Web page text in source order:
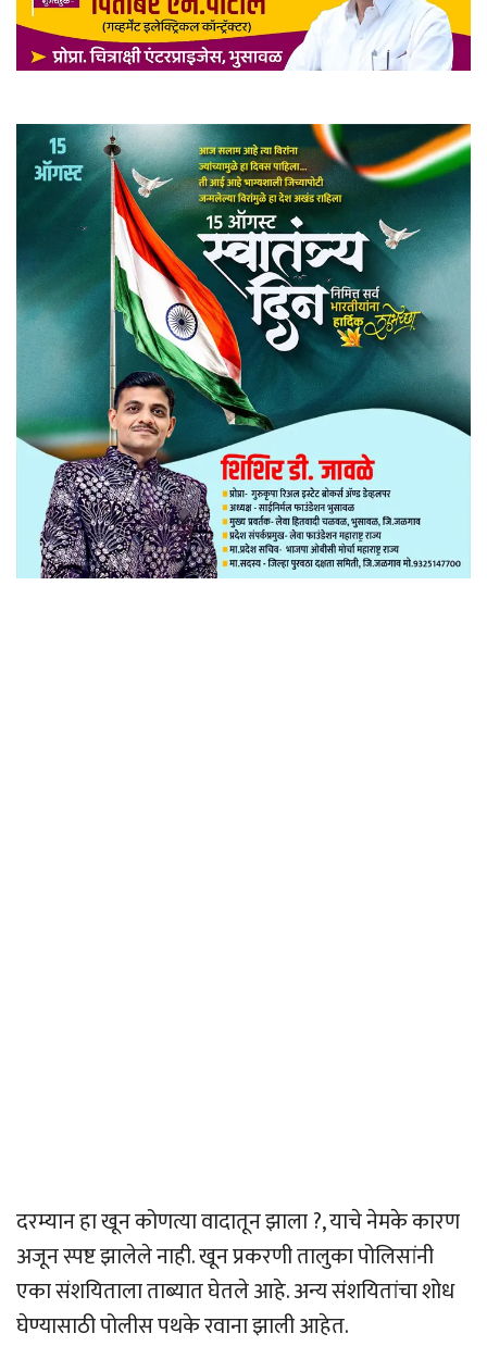
दरम्यान हा खून कोणत्या वादातून झाला ?, याचे नेमके कारण
अजून स्पष्ट झालेले नाही. खून प्रकरणी तालुका पोलिसांनी
एका संशयिताला ताब्यात घेतले आहे. अन्य संशयितांचा शोध
घेण्यासाठी पोलीस पथके रवाना झाली आहेत.